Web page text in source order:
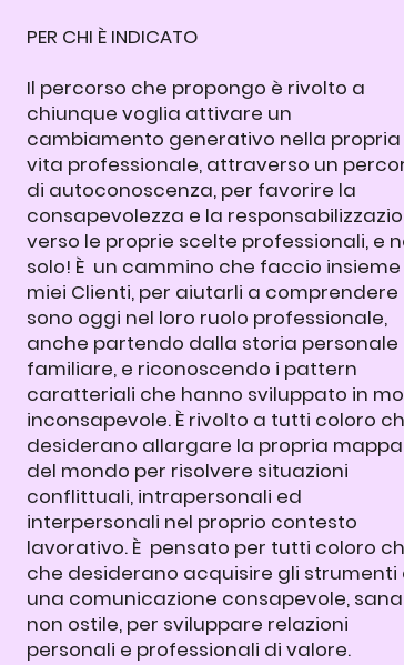
PER CHI È INDICATO
Il percorso che propongo è rivolto a
chiunque voglia attivare un
cambiamento generativo nella propria
vita professionale, attraverso un
di autoconoscenza, per favorire la
consapevolezza e la
verso le proprie scelte professionali, e
solo! È un cammino che faccio insieme
miei Clienti, per aiutarli a comprendere
sono oggi nel loro ruolo professionale,
anche partendo dalla storia personale
familiare, e riconoscendo i pattern
caratteriali che hanno sviluppato in
inconsapevole. È rivolto a tutti coloro
desiderano allargare la propria mappa
del mondo per risolvere situazioni
conflittuali, intrapersonali ed
interpersonali nel proprio contesto
lavorativo. È pensato per tutti coloro
che desiderano acquisire gli strumenti
una comunicazione consapevole,
non ostile, per sviluppare relazioni
personali e professionali di valore.